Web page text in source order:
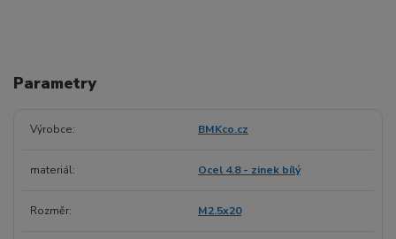
Parametry
Výrobce BMKco.cz
materiál Ocel 4.8 - zinek bílý
Rozměr M2.5x20